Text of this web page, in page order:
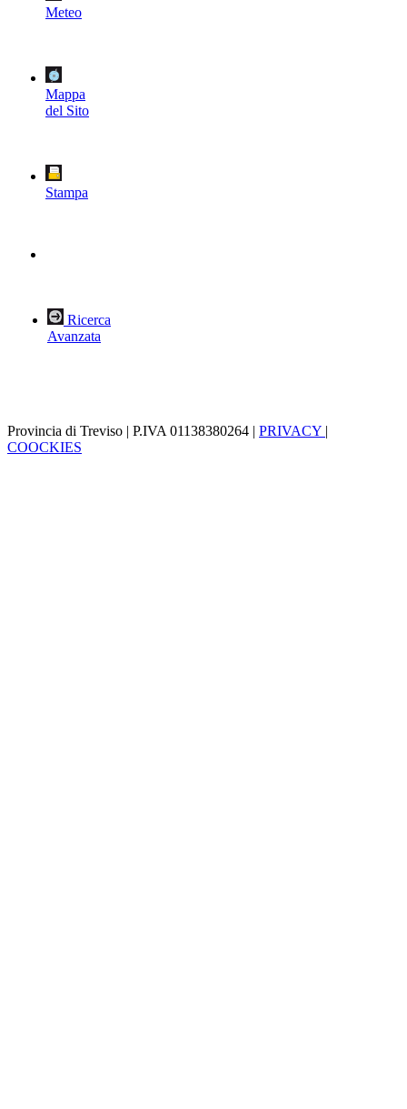
Meteo
Mappa
del Sito
Stampa
Ricerca
Avanzata
Provincia di Treviso | P.IVA 01138380264 | PRIVACY |
COOCKIES